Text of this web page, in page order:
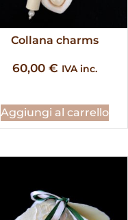
Collana charms
60,00 € IVA inc.
Aggiungi al carrello